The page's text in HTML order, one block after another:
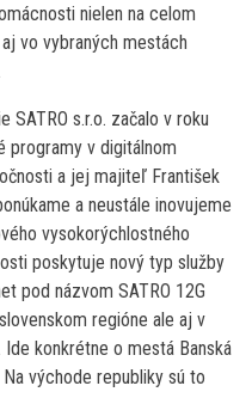
nielen na celom
vo vybraných mestách
s.r.o. začalo v roku
programy v digitálnom
a jej majiteľ František
a neustále inovujeme
vysokorýchlostného
poskytuje nový typ služby
pod názvom SATRO 12G
regióne ale aj v
konkrétne o mestá Banská
východe republiky sú to